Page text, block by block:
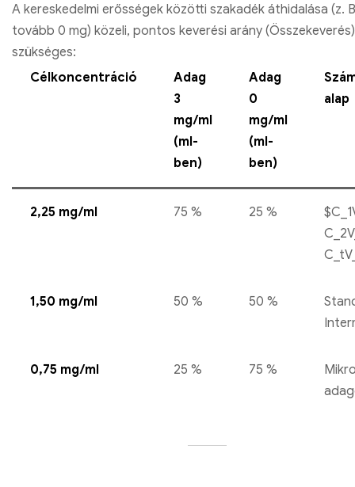
A kereskedelmi erősségek közötti szakadék áthidalása (z.
tovább 0 mg) közeli, pontos keverési arány (Összekeverés)
szükséges:
Célkoncentráció
Adag
3
mg/ml
(ml-
ben)
Adag
0
mg/ml
(ml-
ben)
alap
2,25 mg/ml 75 % 25 %
1,50 mg/ml 50 % 50 %
0,75 mg/ml 25 % 75 %